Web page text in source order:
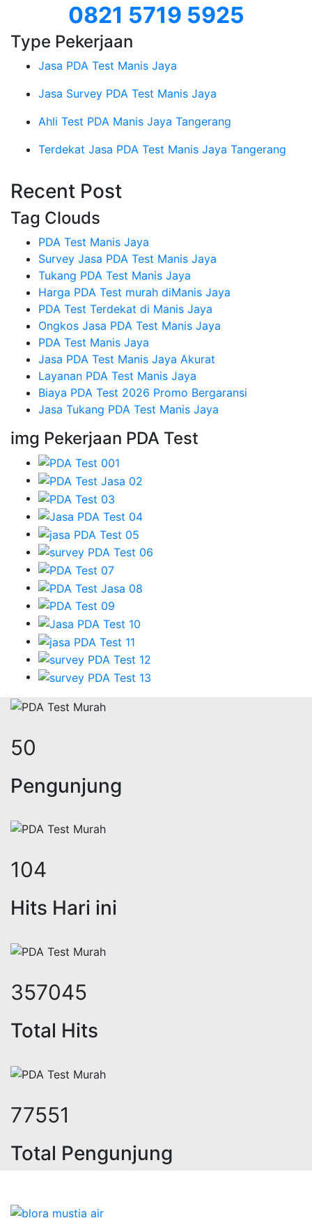
0821 5719 5925
Type Pekerjaan
Jasa PDA Test Manis Jaya
Jasa Survey PDA Test Manis Jaya
Ahli Test PDA Manis Jaya Tangerang
Terdekat Jasa PDA Test Manis Jaya Tangerang
Recent Post
Tag Clouds
PDA Test Manis Jaya
Survey Jasa PDA Test Manis Jaya
Tukang PDA Test Manis Jaya
Harga PDA Test murah diManis Jaya
PDA Test Terdekat di Manis Jaya
Ongkos Jasa PDA Test Manis Jaya
PDA Test Manis Jaya
Jasa PDA Test Manis Jaya Akurat
Layanan PDA Test Manis Jaya
Biaya PDA Test 2026 Promo Bergaransi
Jasa Tukang PDA Test Manis Jaya
img Pekerjaan PDA Test
62
Pengunjung
128
Hits Hari ini
438127
Total Hits
95543
Total Pengunjung